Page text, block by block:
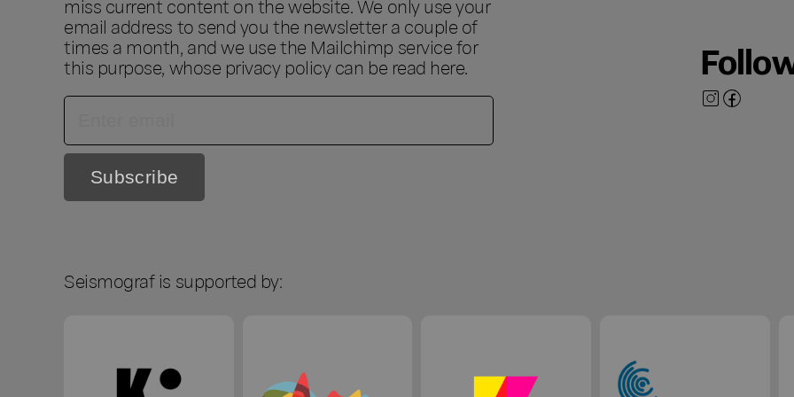
miss current content on the website. We only use your
email address to send you the newsletter a couple of
times a month, and we use the Mailchimp service for
this purpose, whose privacy policy can be read here.
Seismograf is supported by: